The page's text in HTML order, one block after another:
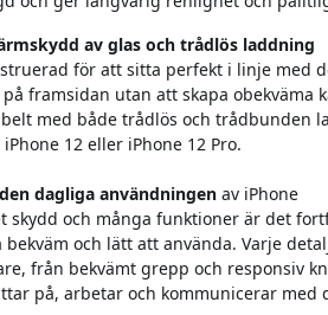
av glas och trådlös laddning
för att sitta perfekt i linje med
framsidan utan att skapa obekväma
med både trådlös och trådbunden
12 eller iPhone 12 Pro.
dagliga användningen av iPhone
skydd och många funktioner är det
och lätt att använda. Varje
från bekvämt grepp och responsiv
på, arbetar och kommunicerar med